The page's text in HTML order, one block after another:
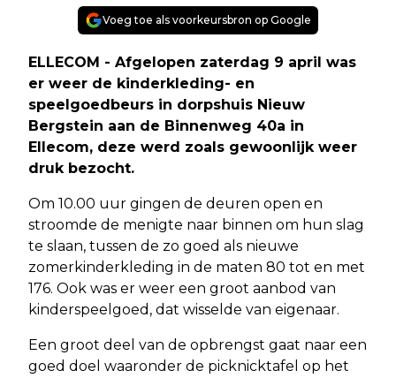
Voeg toe als voorkeursbron op Google
ELLECOM - Afgelopen zaterdag 9 april was
er weer de kinderkleding- en
speelgoedbeurs in dorpshuis Nieuw
Bergstein aan de Binnenweg 40a in
Ellecom, deze werd zoals gewoonlijk weer
druk bezocht.
Om 10.00 uur gingen de deuren open en
stroomde de menigte naar binnen om hun slag
te slaan, tussen de zo goed als nieuwe
zomerkinderkleding in de maten 80 tot en met
176. Ook was er weer een groot aanbod van
kinderspeelgoed, dat wisselde van eigenaar.
Een groot deel van de opbrengst gaat naar een
goed doel waaronder de picknicktafel op het